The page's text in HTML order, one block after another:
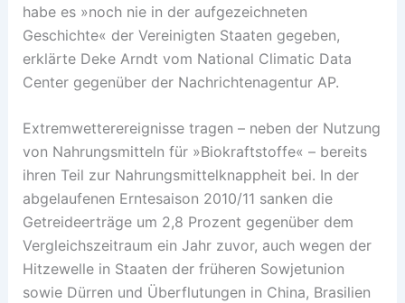
habe es »noch nie in der aufgezeichneten
Geschichte« der Vereinigten Staaten gegeben,
erklärte Deke Arndt vom National Climatic Data
Center gegenüber der Nachrichtenagentur AP.
Extremwetterereignisse tragen – neben der Nutzung
von Nahrungsmitteln für »Biokraftstoffe« – bereits
ihren Teil zur Nahrungsmittelknappheit bei. In der
abgelaufenen Erntesaison 2010/11 sanken die
Getreideerträge um 2,8 Prozent gegenüber dem
Vergleichszeitraum ein Jahr zuvor, auch wegen der
Hitzewelle in Staaten der früheren Sowjetunion
sowie Dürren und Überflutungen in China, Brasilien